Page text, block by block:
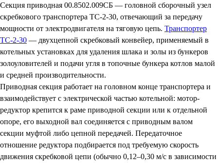
Секция приводная 00.8502.009СБ — головной сборочный узел
скребкового транспортера ТС-2-30, отвечающий за передачу
мощности от электродвигателя на тяговую цепь. Транспортер
ТС-2-30 — двухцепной скребковый конвейер, применяемый в
котельных установках для удаления шлака и золы из бункеров
золоуловителей и подачи угля в топочные бункера котлов малой
и средней производительности.
Приводная секция работает на головном конце транспортера и
взаимодействует с электрической частью котельной: мотор-
редуктор крепится к раме приводной секции или к отдельной
опоре, его выходной вал соединяется с приводным валом
секции муфтой либо цепной передачей. Передаточное
отношение редуктора подбирается под требуемую скорость
движения скребковой цепи (обычно 0,12–0,30 м/с в зависимости